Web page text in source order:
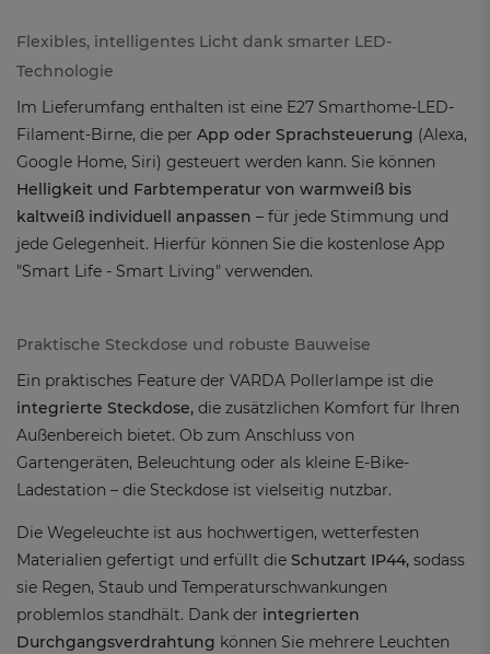
Flexibles, intelligentes Licht dank smarter LED-
Technologie
Im Lieferumfang enthalten ist eine E27 Smarthome-LED-
Filament-Birne, die per App oder Sprachsteuerung (Alexa,
Google Home, Siri) gesteuert werden kann. Sie können
Helligkeit und Farbtemperatur von warmweiß bis
kaltweiß individuell anpassen – für jede Stimmung und
jede Gelegenheit. Hierfür können Sie die kostenlose App
"Smart Life - Smart Living" verwenden.
Praktische Steckdose und robuste Bauweise
Ein praktisches Feature der VARDA Pollerlampe ist die
integrierte Steckdose, die zusätzlichen Komfort für Ihren
Außenbereich bietet. Ob zum Anschluss von
Gartengeräten, Beleuchtung oder als kleine E-Bike-
Ladestation – die Steckdose ist vielseitig nutzbar.
Die Wegeleuchte ist aus hochwertigen, wetterfesten
Materialien gefertigt und erfüllt die Schutzart IP44, sodass
sie Regen, Staub und Temperaturschwankungen
problemlos standhält. Dank der integrierten
Durchgangsverdrahtung können Sie mehrere Leuchten